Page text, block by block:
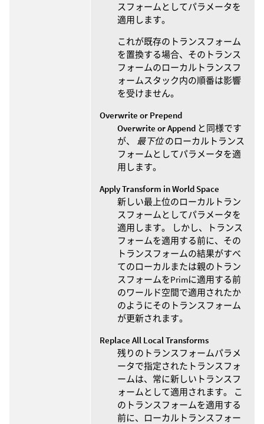
スフォームとしてパラメータを
適用します。
これが既存のトランスフォーム
を置換する場合、そのトランス
フォームのローカルトランスフ
ォームスタック内の順番は影響
を受けません。
Overwrite or Prepend
Overwrite or Append と同様です
が、
最下位のローカルトランス
フォームとしてパラメータを適
用します。
Apply Transform in World Space
新しい最上位のローカルトラン
スフォームとしてパラメータを
適用します。 しかし、トランス
フォームを適用する前に、その
トランスフォームの結果がすべ
てのローカルまたは親のトラン
スフォームをPrimに適用する前
のワールド空間で適用されたか
のようにそのトランスフォーム
が更新されます。
Replace All Local Transforms
残りのトランスフォームパラメ
ータで指定されたトランスフォ
ームは、常に新しいトランスフ
ォームとして適用されます。 こ
のトランスフォームを適用する
前に、ローカルトランスフォー